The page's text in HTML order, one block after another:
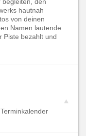
hautnah
von deinen
Namen lautende
Piste bezahlt und